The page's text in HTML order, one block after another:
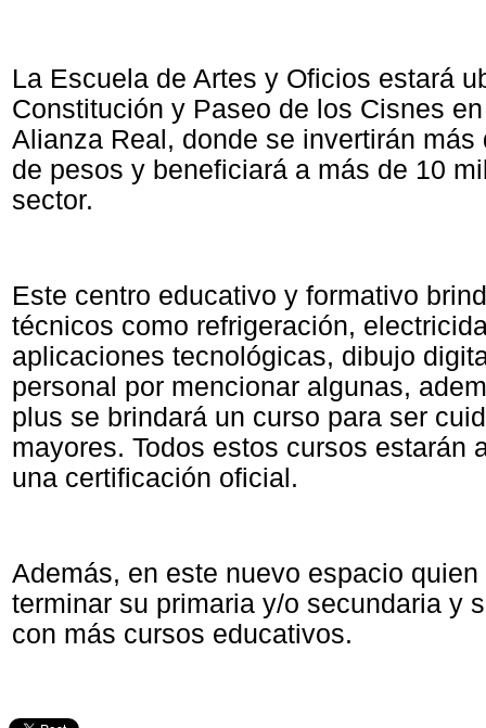
La Escuela de Artes y Oficios estará
Constitución y Paseo de los Cisnes
Alianza Real, donde se invertirán más
de pesos y beneficiará a más de 10
sector.
Este centro educativo y formativo
técnicos como refrigeración,
aplicaciones tecnológicas, dibujo
personal por mencionar algunas,
plus se brindará un curso para ser
mayores. Todos estos cursos estarán
una certificación oficial.
Además, en este nuevo espacio
terminar su primaria y/o secundaria y
con más cursos educativos.